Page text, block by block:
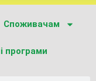
Споживачам
програми